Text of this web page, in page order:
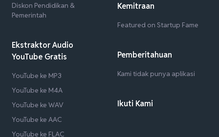
Diskon Pendidikan &
Pemerintah
Ekstraktor Audio
YouTube Gratis
YouTube ke MP3
YouTube ke M4A
YouTube ke WAV
YouTube ke AAC
YouTube ke FLAC
Kemitraan
Featured on Startup Fame
Pemberitahuan
Kami tidak punya aplikasi
Ikuti Kami